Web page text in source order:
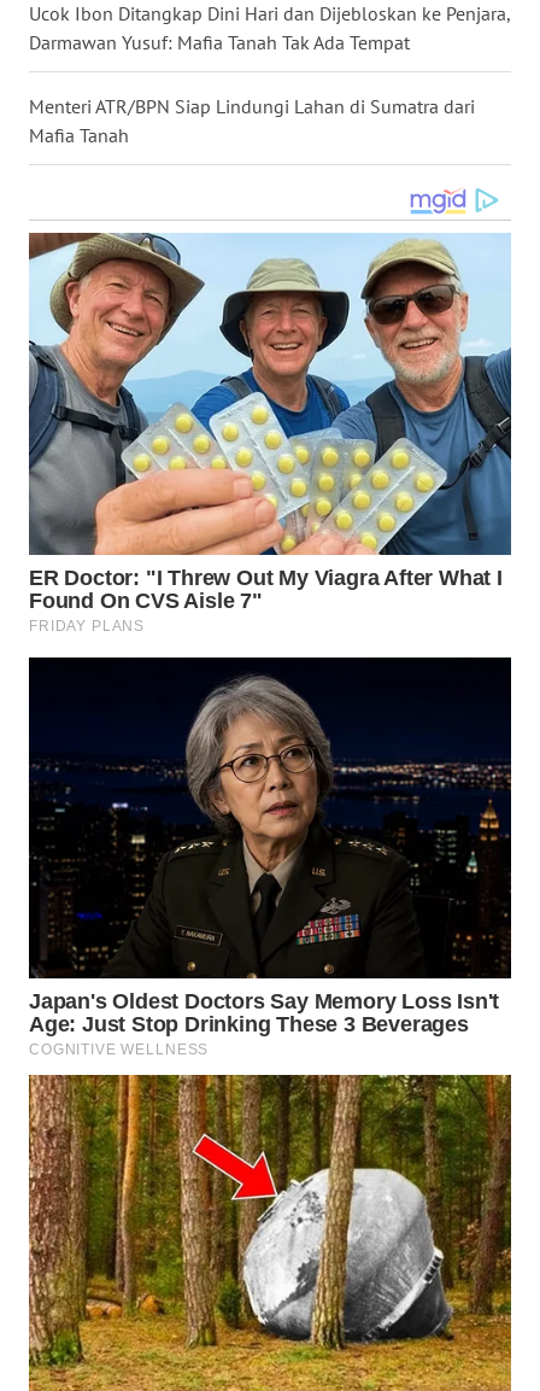
Ucok Ibon Ditangkap Dini Hari dan Dijebloskan ke Penjara,
Darmawan Yusuf: Mafia Tanah Tak Ada Tempat
Menteri ATR/BPN Siap Lindungi Lahan di Sumatra dari
Mafia Tanah
NUSANTARA
WN
JOGJA
JATIM
WN
BALI
WN
KALBAR
KALTENG
WN
KALTARA
WN
KALTIM
WN
SULSEL
WN
GORONTALO
WN
SULUT
WN
MALUKU
WN
MALUT
WN
DAIRI
WN